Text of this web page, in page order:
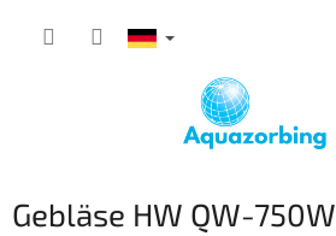
Gebläse HW QW-750W